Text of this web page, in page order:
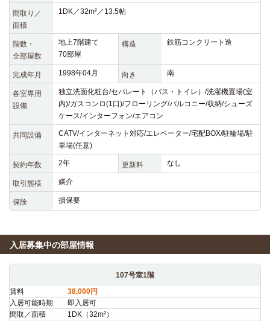
間取り／
面積
1DK／32m²／13.5帖
階数・
全部屋数
地上7階建て
70部屋
構造 鉄筋コンクリート造
完成年月 1998年04月 向き 南
各室専用
設備
独立洗面化粧台/セパレート（バス・トイレ）/洗濯機置場(室
内)/ガスコンロ(1口)/フローリング/バルコニー/収納/シューズ
ケース/インターフォン/エアコン
共同設備
CATV/インターネット対応/エレベーター/宅配BOX/駐輪場/駐
車場(任意)
契約年数 2年 更新料 なし
取引態様 媒介
保険 損保要
入居募集中の部屋情報
107号室1階
賃料
38,000円
入居可能時期
即入居可
間取／面積
1DK（32m²）